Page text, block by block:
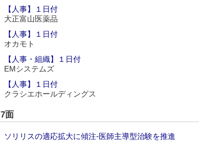
【人事】１日付
大正富山医薬品
【人事】１日付
オカモト
【人事・組織】１日付
EMシステムズ
【人事】１日付
クラシエホールディングス
7面
ソリリスの適応拡大に傾注‐医師主導型治験を推進